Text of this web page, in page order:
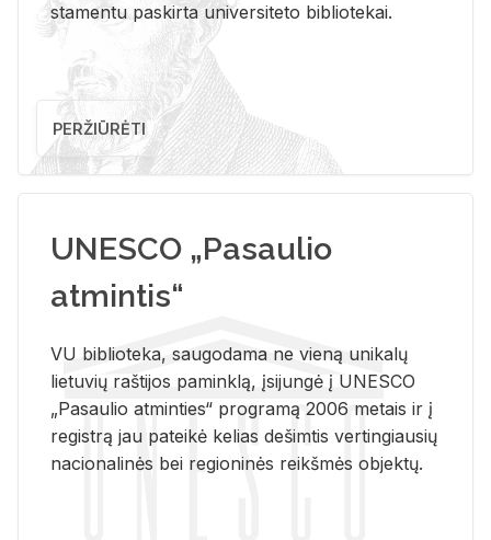
sta­men­tu pa­skir­ta uni­ver­si­te­to bi­b­lio­te­kai.
PERŽIŪRĖTI
UNESCO „Pasaulio
atmintis“
VU biblioteka, saugodama ne vieną unikalų
lietuvių raštijos paminklą, įsijungė į UNESCO
„Pasaulio atminties“ programą 2006 metais ir į
registrą jau pateikė kelias dešimtis vertingiausių
nacionalinės bei regioninės reikšmės objektų.